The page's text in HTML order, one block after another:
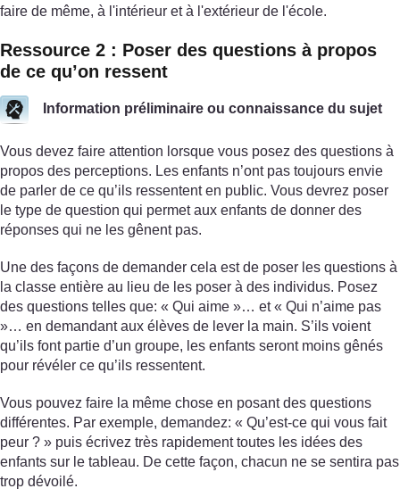
faire de même, à l'intérieur et à l'extérieur de l'école.
Ressource 2 : Poser des questions à propos
de ce qu’on ressent
Information préliminaire ou connaissance du sujet
Vous devez faire attention lorsque vous posez des questions à
propos des perceptions. Les enfants n’ont pas toujours envie
de parler de ce qu’ils ressentent en public. Vous devrez poser
le type de question qui permet aux enfants de donner des
réponses qui ne les gênent pas.
Une des façons de demander cela est de poser les questions à
la classe entière au lieu de les poser à des individus. Posez
des questions telles que: « Qui aime »… et « Qui n’aime pas
»… en demandant aux élèves de lever la main. S’ils voient
qu’ils font partie d’un groupe, les enfants seront moins gênés
pour révéler ce qu’ils ressentent.
Vous pouvez faire la même chose en posant des questions
différentes. Par exemple, demandez: « Qu’est-ce qui vous fait
peur ? » puis écrivez très rapidement toutes les idées des
enfants sur le tableau. De cette façon, chacun ne se sentira pas
trop dévoilé.